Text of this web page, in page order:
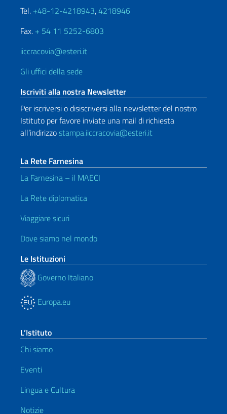
Tel. +48-12-4218943,4218946
Fax. + 54 11 5252-6803
iiccracovia@esteri.it
Gli uffici della sede
Iscriviti alla nostra Newsletter
Per iscriversi o disiscriversi alla newsletter del nostro
Istituto per favore inviate una mail di richiesta
all’indirizzostampa.iiccracovia@esteri.it
La Rete Farnesina
La Farnesina – il MAECI
La Rete diplomatica
Viaggiare sicuri
Dove siamo nel mondo
Le Istituzioni
Governo Italiano
Europa.eu
L’Istituto
Chi siamo
Eventi
Lingua e Cultura
Notizie